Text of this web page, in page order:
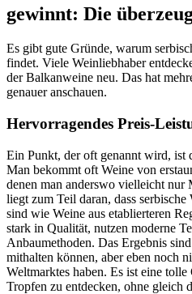
gewinnt: Die
Es gibt gute Gründe, warum
findet. Viele Weinliebhaber
der Balkanweine neu. Das hat
genauer anschauen.
Hervorragendes Preis-
Ein Punkt, der oft genannt wird, ist
Man bekommt oft Weine von
denen man anderswo vielleicht
liegt zum Teil daran, dass
sind wie Weine aus etablierteren
stark in Qualität, nutzen moderne
Anbaumethoden. Das Ergebnis
mithalten können, aber eben noch
Weltmarktes haben. Es ist eine
Tropfen zu entdecken, ohne gleich